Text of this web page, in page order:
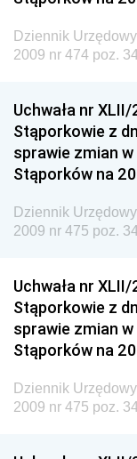
Dziennik
Środowiska
Dziennik
Dziennik
Gospodarki
Dziennik
Gospodarki
Dziennik
Dziennik
Chemicznego i
Dziennik
Gospodarki
Dziennik
Społecznej
Dziennik
2009 nr 474 poz.
Uchwała nr
Stąporkowie z
sprawie zmian
Stąporków na
Dziennik
2009 nr 475 poz.
Uchwała nr
Stąporkowie z
sprawie zmian
Stąporków na
Dziennik
2009 nr 475 poz.